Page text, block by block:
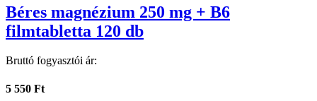
Béres magnézium 250 mg + B6
filmtabletta 120 db
Bruttó fogyasztói ár:
5 550 Ft